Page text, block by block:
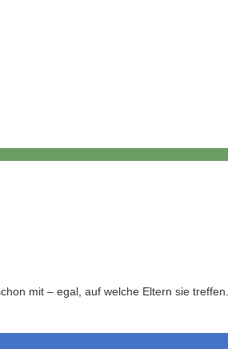
mit – egal, auf welche Eltern sie treffen.